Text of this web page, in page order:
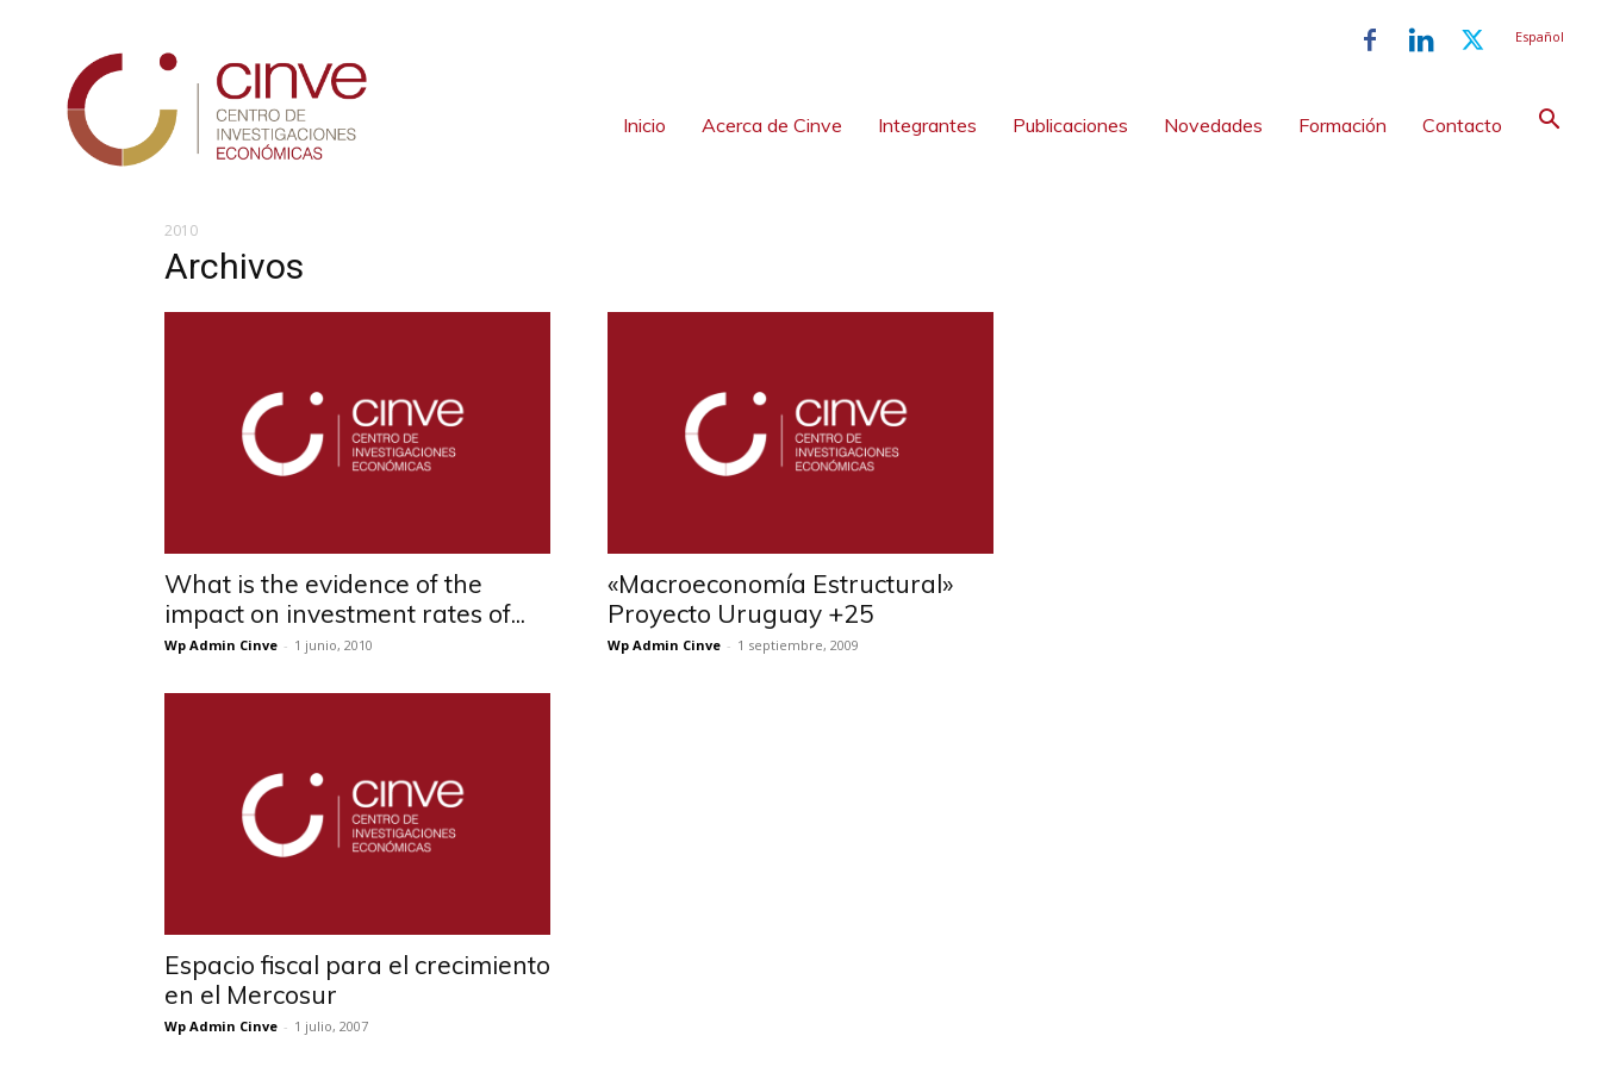
Español
Inicio Acerca de Cinve Integrantes Publicaciones Novedades Formación Contacto
2010
Archivos
What is the evidence of the
impact on investment rates of...
Wp Admin Cinve - 1 junio, 2010
«Macroeconomía Estructural»
Proyecto Uruguay +25
Wp Admin Cinve - 1 septiembre, 2009
Espacio fiscal para el crecimiento
en el Mercosur
Wp Admin Cinve - 1 julio, 2007